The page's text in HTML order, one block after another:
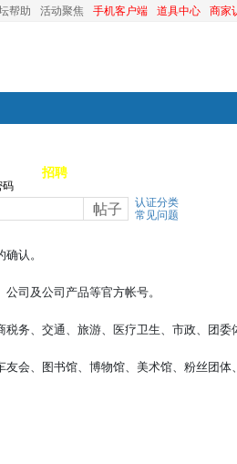
帮助 活动聚焦 手机客户端 道具中心 商家
招聘
码
帖子
认证分类
常见问题
认。
司及公司产品等官方帐号。
税务、交通、旅游、医疗卫生、市政、团
友会、图书馆、博物馆、美术馆、粉丝团